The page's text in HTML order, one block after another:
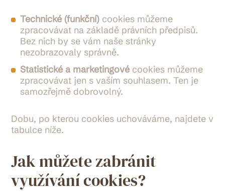
Technické (funkční) cookies můžeme
zpracovávat na základě právních předpisů.
Bez nich by se vám naše stránky
nezobrazovaly správně.
Statistické a marketingové cookies můžeme
zpracovávat jen s vaším souhlasem. Ten je
samozřejmě dobrovolný.
Dobu, po kterou cookies uchováváme, najdete v
tabulce níže.
Jak můžete zabránit
využívání cookies?